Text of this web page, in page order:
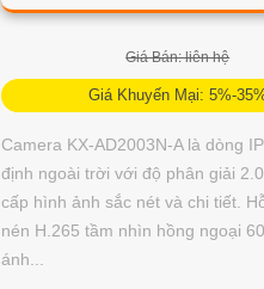
Giá Bán: liên hệ
Giá Khuyến Mại: 5%-
Camera KX-AD2003N-A là dòng
định ngoài trời với độ phân giải
cấp hình ảnh sắc nét và chi tiết.
nén H.265 tầm nhìn hồng ngoại
ánh...